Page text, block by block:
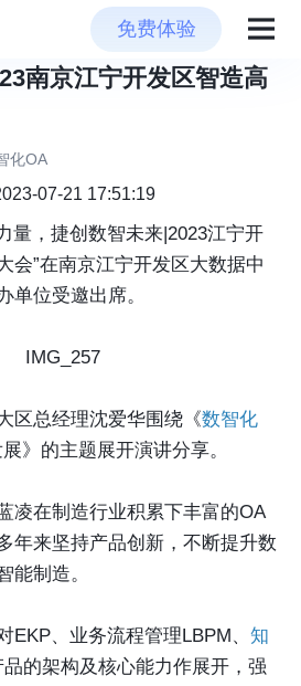
免费体验
南京江宁开发区智造高
化OA
07-21 17:51:19
量，捷创数智未来|2023江宁开
会”在南京江宁开发区大数据中
单位受邀出席。
区总经理沈爱华围绕《数智化
》的主题展开演讲分享。
凌在制造行业积累下丰富的OA
年来坚持产品创新，不断提升数
能制造。
EKP、业务流程管理LBPM、 知
品的架构及核心能力作展开，强